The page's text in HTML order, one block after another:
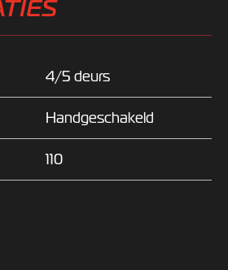
4/5 deurs
Handgeschakeld
110